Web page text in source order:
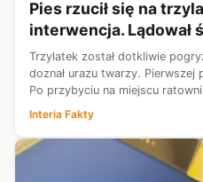
Pies rzucił się na
interwencja. Lądował
Trzylatek został dotkliwie
doznał urazu twarzy. Pierwszej
Po przybyciu na miejscu
przytomny.
Interia Fakty